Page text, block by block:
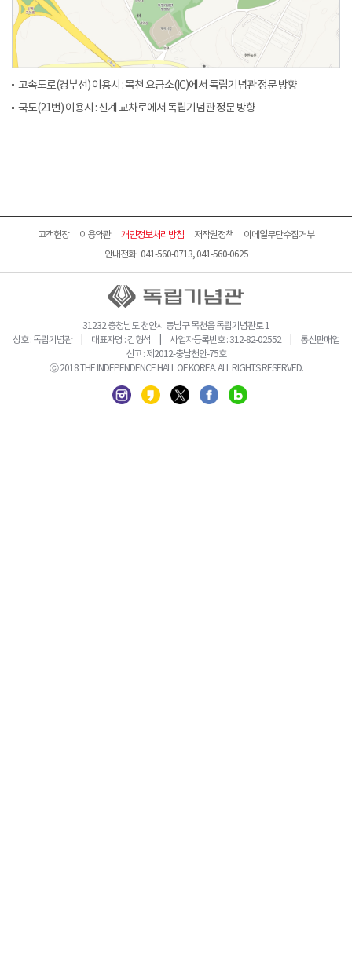
고속도로(경부선) 이용시 : 목천 요금소(IC)에서 독립기념관 정문 방향
국도(21번) 이용시 : 신계 교차로에서 독립기념관 정문 방향
고객헌장 이용약관 개인정보처리방침 저작권정책
이메일무단수집거부
안내전화 041-560-0713, 041-560-0625
31232 충청남도 천안시 동남구 목천읍 독립기념관로 1
상호 : 독립기념관 | 대표자명 : 김형석 | 사업자등록번호 : 312-82-02552 | 통신판매업
신고 : 제2012-충남천안-75호
ⓒ 2018 THE INDEPENDENCE HALL OF KOREA. ALL RIGHTS RESERVED.